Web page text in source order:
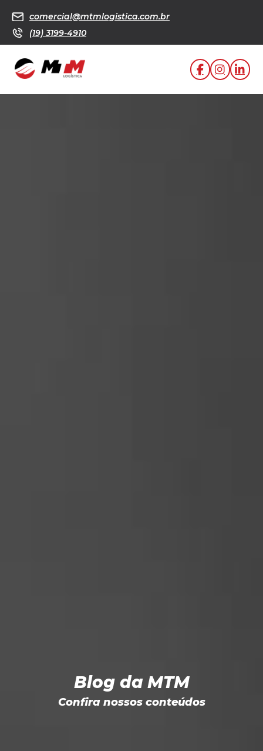
comercial@mtmlogistica.com.br
(19) 3199-4910
Blog da MTM
Confira nossos conteúdos